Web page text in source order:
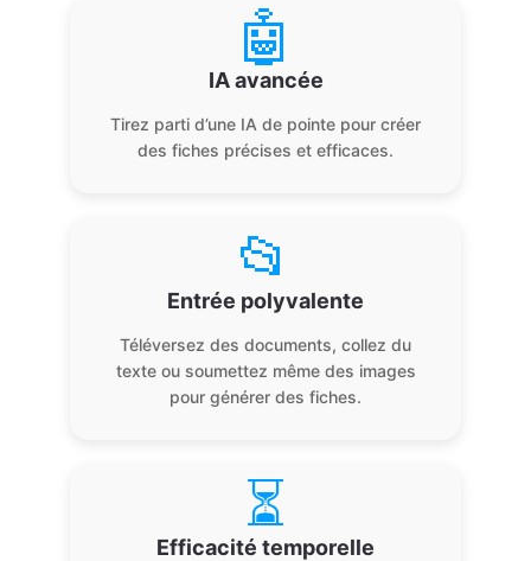
🤖
IA avancée
Tirez parti d’une IA de pointe pour créer
des fiches précises et efficaces.
📂
Entrée polyvalente
Téléversez des documents, collez du
texte ou soumettez même des images
pour générer des fiches.
⏳
Efficacité temporelle